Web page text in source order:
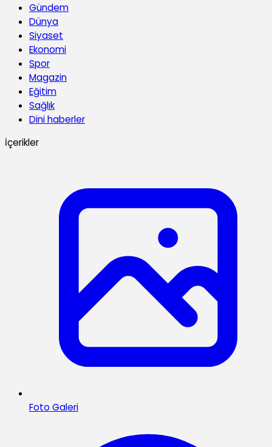
Gündem
Dünya
Siyaset
Ekonomi
Spor
Magazin
Eğitim
Sağlık
Dini haberler
İçerikler
Foto Galeri